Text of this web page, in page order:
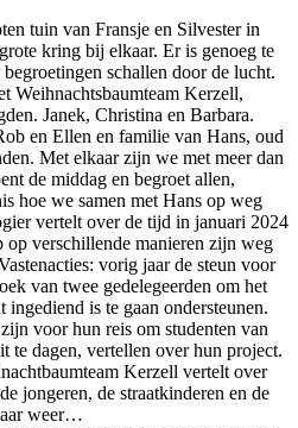
tuin van Fransje en Silvester in
kring bij elkaar. Er is genoeg te
schallen door de lucht.
Weihnachtsbaumteam Kerzell,
Janek, Christina en Barbara.
en Ellen en familie van Hans, oud
Met elkaar zijn we met meer dan
de middag en begroet allen,
hoe we samen met Hans op weg
vertelt over de tijd in januari 2024
verschillende manieren zijn weg
vorig jaar de steun voor
van twee gedelegeerden om het
is te gaan ondersteunen.
voor hun reis om studenten van
te dagen, vertellen over hun project.
Kerzell vertelt over
jongeren, de straatkinderen en de
weer…